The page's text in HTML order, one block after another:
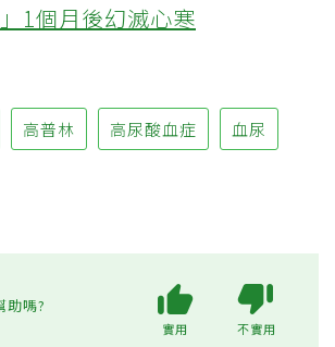
1個月後幻滅心寒
高普林 高尿酸血症 血尿
助嗎?
實用 不實用